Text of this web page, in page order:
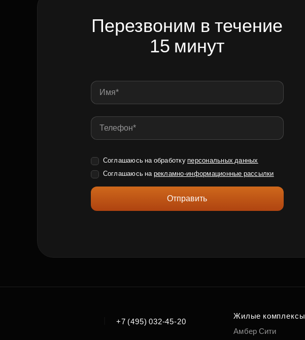
Перезвоним в течение
15 минут
Соглашаюсь на обработку персональных данных
Соглашаюсь на рекламно-информационные рассылки
Отправить
+7 (495) 032-45-20
Жилые комплексы
Амбер Сити